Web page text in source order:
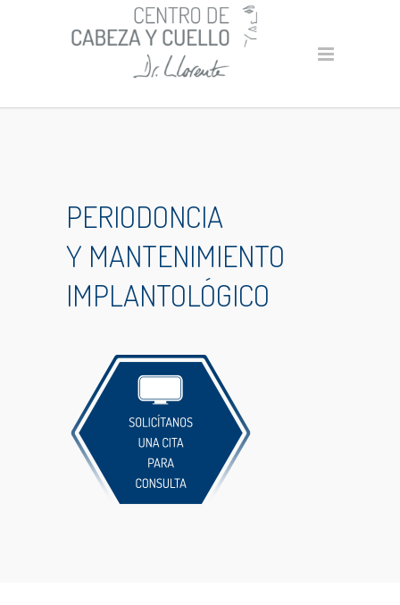
PERIODONCIA
Y MANTENIMIENTO
IMPLANTOLÓGICO